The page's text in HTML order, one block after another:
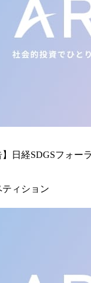
】日経SDGSフォー
ティション